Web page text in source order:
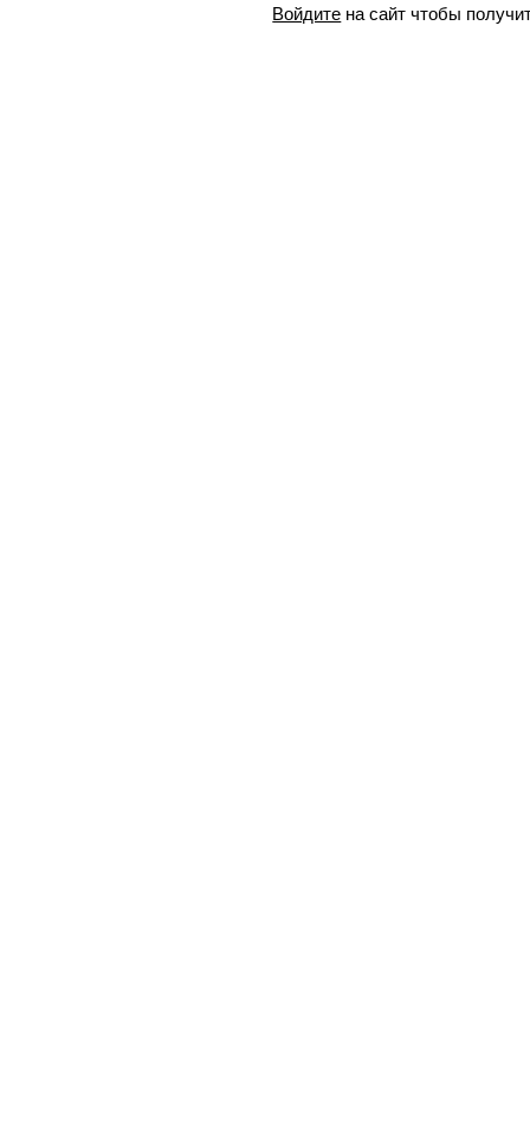
Войдите на сайт чтобы